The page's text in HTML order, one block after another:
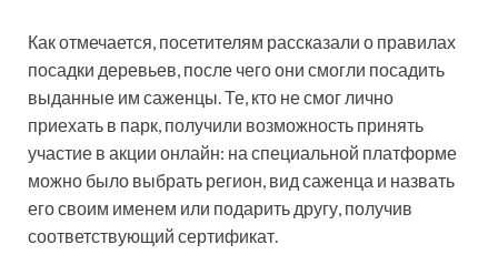
Как отмечается, посетителям рассказали о правилах
посадки деревьев, после чего они смогли посадить
выданные им саженцы. Те, кто не смог лично
приехать в парк, получили возможность принять
участие в акции онлайн: на специальной платформе
можно было выбрать регион, вид саженца и назвать
его своим именем или подарить другу, получив
соответствующий сертификат.